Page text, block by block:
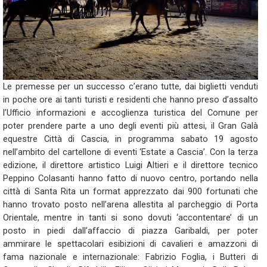
Le premesse per un successo c’erano tutte, dai biglietti venduti
in poche ore ai tanti turisti e residenti che hanno preso d’assalto
l’Ufficio informazioni e accoglienza turistica del Comune per
poter prendere parte a uno degli eventi più attesi, il Gran Galà
equestre Città di Cascia, in programma sabato 19 agosto
nell’ambito del cartellone di eventi ‘Estate a Cascia’. Con la terza
edizione, il direttore artistico Luigi Altieri e il direttore tecnico
Peppino Colasanti hanno fatto di nuovo centro, portando nella
città di Santa Rita un format apprezzato dai 900 fortunati che
hanno trovato posto nell’arena allestita al parcheggio di Porta
Orientale, mentre in tanti si sono dovuti ‘accontentare’ di un
posto in piedi dall’affaccio di piazza Garibaldi, per poter
ammirare le spettacolari esibizioni di cavalieri e amazzoni di
fama nazionale e internazionale: Fabrizio Foglia, i Butteri di